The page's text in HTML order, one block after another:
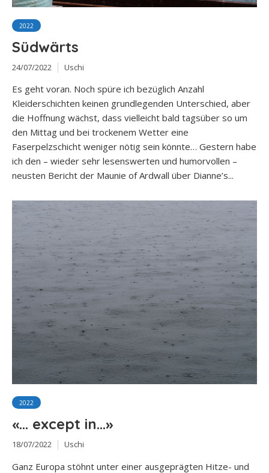
2022
Südwärts
24/07/2022 Uschi
Es geht voran. Noch spüre ich bezüglich Anzahl
Kleiderschichten keinen grundlegenden Unterschied, aber
die Hoffnung wächst, dass vielleicht bald tagsüber so um
den Mittag und bei trockenem Wetter eine
Faserpelzschicht weniger nötig sein könnte… Gestern habe
ich den – wieder sehr lesenswerten und humorvollen –
neusten Bericht der Maunie of Ardwall über Dianne’s...
2022
«… except in…»
18/07/2022 Uschi
Ganz Europa stöhnt unter einer ausgeprägten Hitze- und